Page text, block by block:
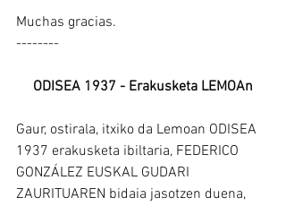
Muchas gracias.
--------
ODISEA 1937 - Erakusketa LEMOAn
Gaur, ostirala, itxiko da Lemoan ODISEA
1937 erakusketa ibiltaria, FEDERICO
GONZÁLEZ EUSKAL GUDARI
ZAURITUAREN bidaia jasotzen duena,